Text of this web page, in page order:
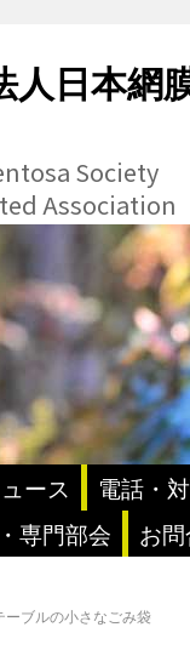
人日本網
Society
Association
ース 電話・
専門部会 お
ブルの小さなごみ袋